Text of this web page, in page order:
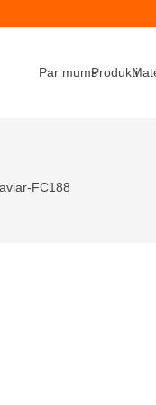
Par mumsProdukti
FC188